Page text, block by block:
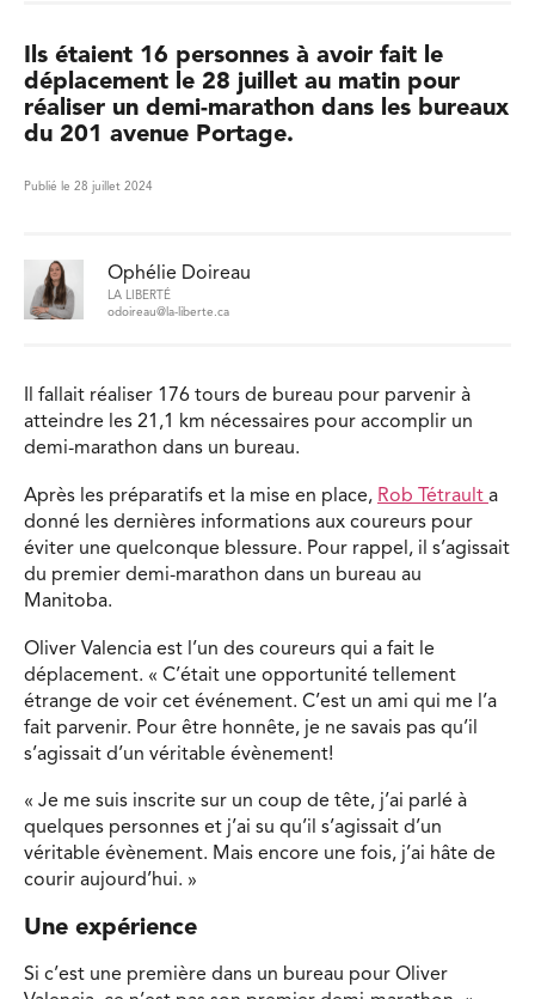
Ils étaient 16 personnes à avoir fait le
déplacement le 28 juillet au matin pour
réaliser un demi-marathon dans les bureaux
du 201 avenue Portage.
Publié le 28 juillet 2024
Ophélie Doireau
LA LIBERTÉ
odoireau@la-liberte.ca
Il fallait réaliser 176 tours de bureau pour parvenir à
atteindre les 21,1 km nécessaires pour accomplir un
demi-marathon dans un bureau.
Après les préparatifs et la mise en place, Rob Tétrault a
donné les dernières informations aux coureurs pour
éviter une quelconque blessure. Pour rappel, il s’agissait
du premier demi-marathon dans un bureau au
Manitoba.
Oliver Valencia est l’un des coureurs qui a fait le
déplacement. « C’était une opportunité tellement
étrange de voir cet événement. C’est un ami qui me l’a
fait parvenir. Pour être honnête, je ne savais pas qu’il
s’agissait d’un véritable évènement!
« Je me suis inscrite sur un coup de tête, j’ai parlé à
quelques personnes et j’ai su qu’il s’agissait d’un
véritable évènement. Mais encore une fois, j’ai hâte de
courir aujourd’hui. »
Une expérience
Si c’est une première dans un bureau pour Oliver